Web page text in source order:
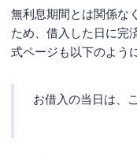
無利息期間とは関係な
ため、借入した日に完
式ページも以下のよう
お借入の当日は、